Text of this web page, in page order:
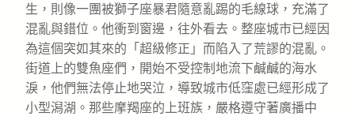
生，則像一團被獅子座暴君隨意亂踢的毛線球，充滿了
混亂與錯位。他衝到窗邊，往外看去。整座城市已經因
為這個突如其來的「超級修正」而陷入了荒謬的混亂。
街道上的雙魚座們，開始不受控制地流下鹹鹹的海水
淚，他們無法停止地哭泣，導致城市低窪處已經形成了
小型潟湖。那些摩羯座的上班族，嚴格遵守著廣播中